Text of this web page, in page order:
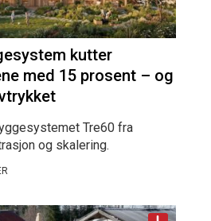
kutter
med 15 prosent – og
Tre60 fra
og skalering.